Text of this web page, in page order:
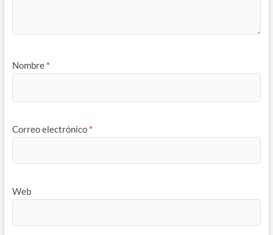
Nombre *
Correo electrónico *
Web